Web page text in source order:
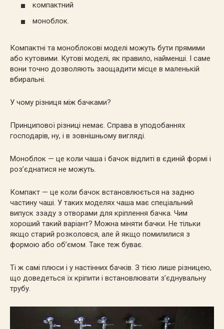
компактний
моноблок.
Компактні та моноблокові моделі можуть бути прямими
або кутовими. Кутові моделі, як правило, найменші. І саме
вони точно дозволяють заощадити місце в маленькій
вбиральні.
У чому різниця між бачками?
Принципової різниці немає. Справа в уподобаннях
господарів, ну, і в зовнішньому вигляді.
Моноблок — це коли чаша і бачок відлиті в єдиній формі і
роз’єднатися не можуть.
Компакт — це коли бачок встановлюється на задню
частину чаші. У таких моделях чаша має спеціальний
випуск ззаду з отворами для кріплення бачка. Чим
хороший такий варіант? Можна міняти бачки. Не тільки
якщо старий розколовся, але й якщо помилилися з
формою або об’ємом. Таке теж буває.
Ті ж самі плюси і у настінних бачків. З тією лише різницею,
що доведеться їх кріпити і встановлювати з’єднувальну
трубу.